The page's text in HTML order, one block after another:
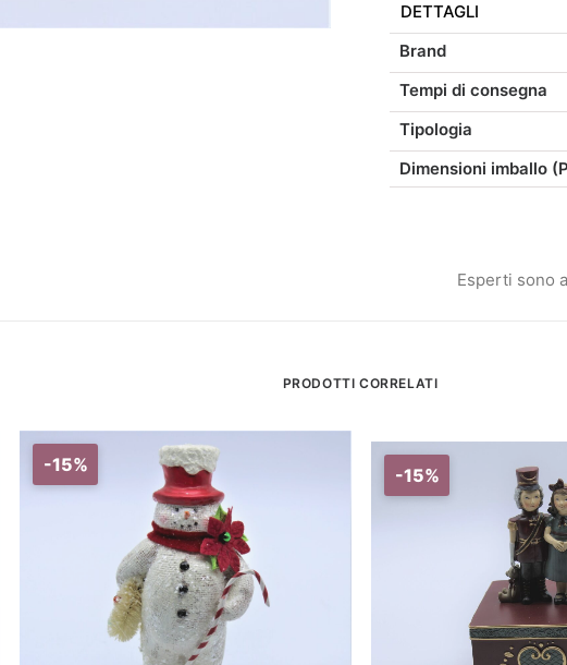
DETTAGLI
Brand
Tempi di consegna
Tipologia
Dimensioni imballo
Esperti sono
PRODOTTI CORRELATI
-15% -15%